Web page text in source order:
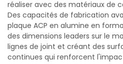
réaliser avec des matériaux de
Des capacités de fabrication
plaque ACP en alumine en
des dimensions leaders sur le
lignes de joint et créant des
continues qui renforcent